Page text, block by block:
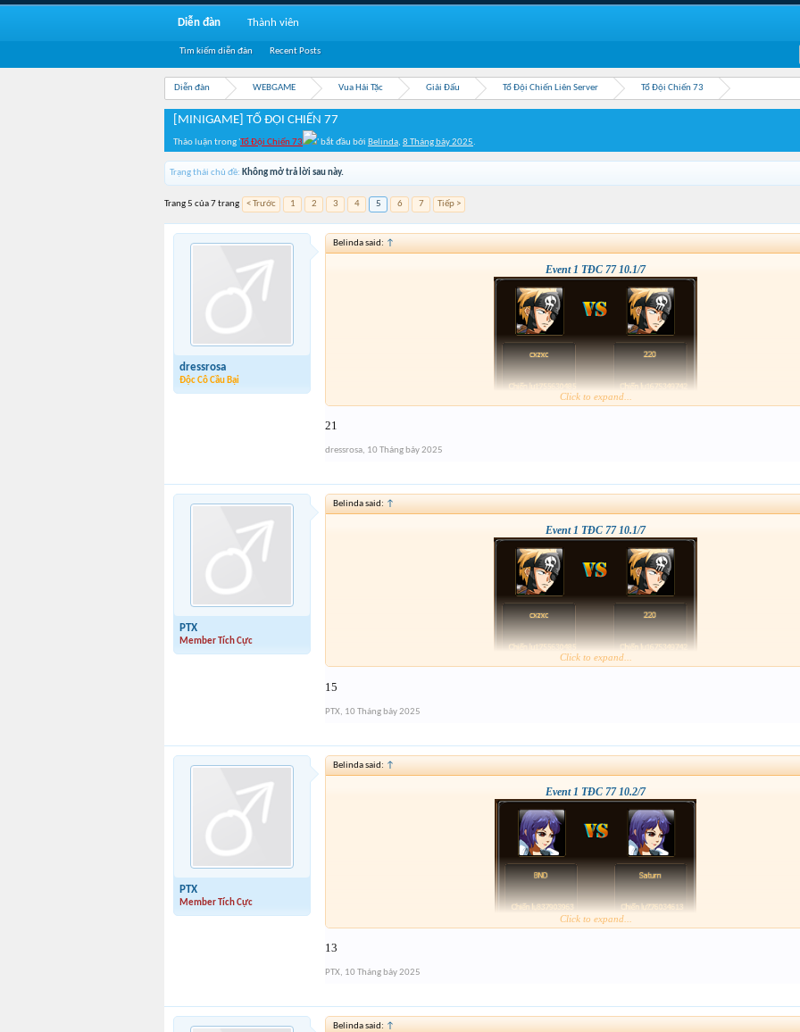
Diễn đàn WEBGAME Vua Hải Tặc Giải Đấu Tổ Đội Chiến Liên Server Tổ Đội Chiến 73
[MINIGAME] TỔ ĐỘI CHIẾN 77
Thảo luận trong 'Tổ Đội Chiến 73 ' bắt đầu bởi Belinda, 8 Tháng bảy 2025.
Trạng thái chủ đề: Không mở trả lời sau này.
Trang 5 của 7 trang < Trước 1 2 3 4 5 6 7 Tiếp >
dressrosa
Độc Cô Cầu Bại
Belinda said: ↑
Event 1 TĐC 77 10.1/7
Click to expand...
21
dressrosa, 10 Tháng bảy 2025
PTX
Member Tích Cực
Belinda said: ↑
Event 1 TĐC 77 10.1/7
Click to expand...
15
PTX, 10 Tháng bảy 2025
PTX
Member Tích Cực
Belinda said: ↑
Event 1 TĐC 77 10.2/7
Click to expand...
13
PTX, 10 Tháng bảy 2025
Belinda said: ↑
Diễn đàn
Tìm kiếm diễn đàn Recent Posts
Thành viên